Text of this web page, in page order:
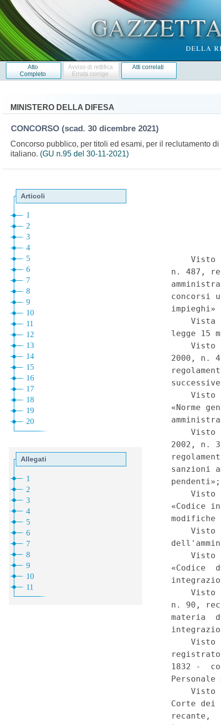
Atto
Completo
Avviso di rettifica
Errata corrige
Atti correlati
MINISTERO DELLA DIFESA
CONCORSO (scad. 30 dicembre 2021)
Concorso pubblico, per titoli ed esami, per il reclutamento
italiano. (GU n.95 del 30-11-2021)